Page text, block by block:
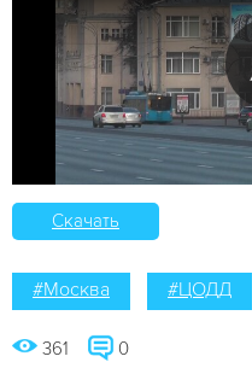
Скачать
#Москва #ЦОДД
361 0